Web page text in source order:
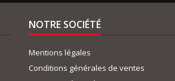
NOTRE SOCIÉTÉ
Mentions légales
Conditions générales de ventes